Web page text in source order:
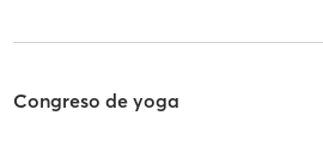
Congreso de yoga